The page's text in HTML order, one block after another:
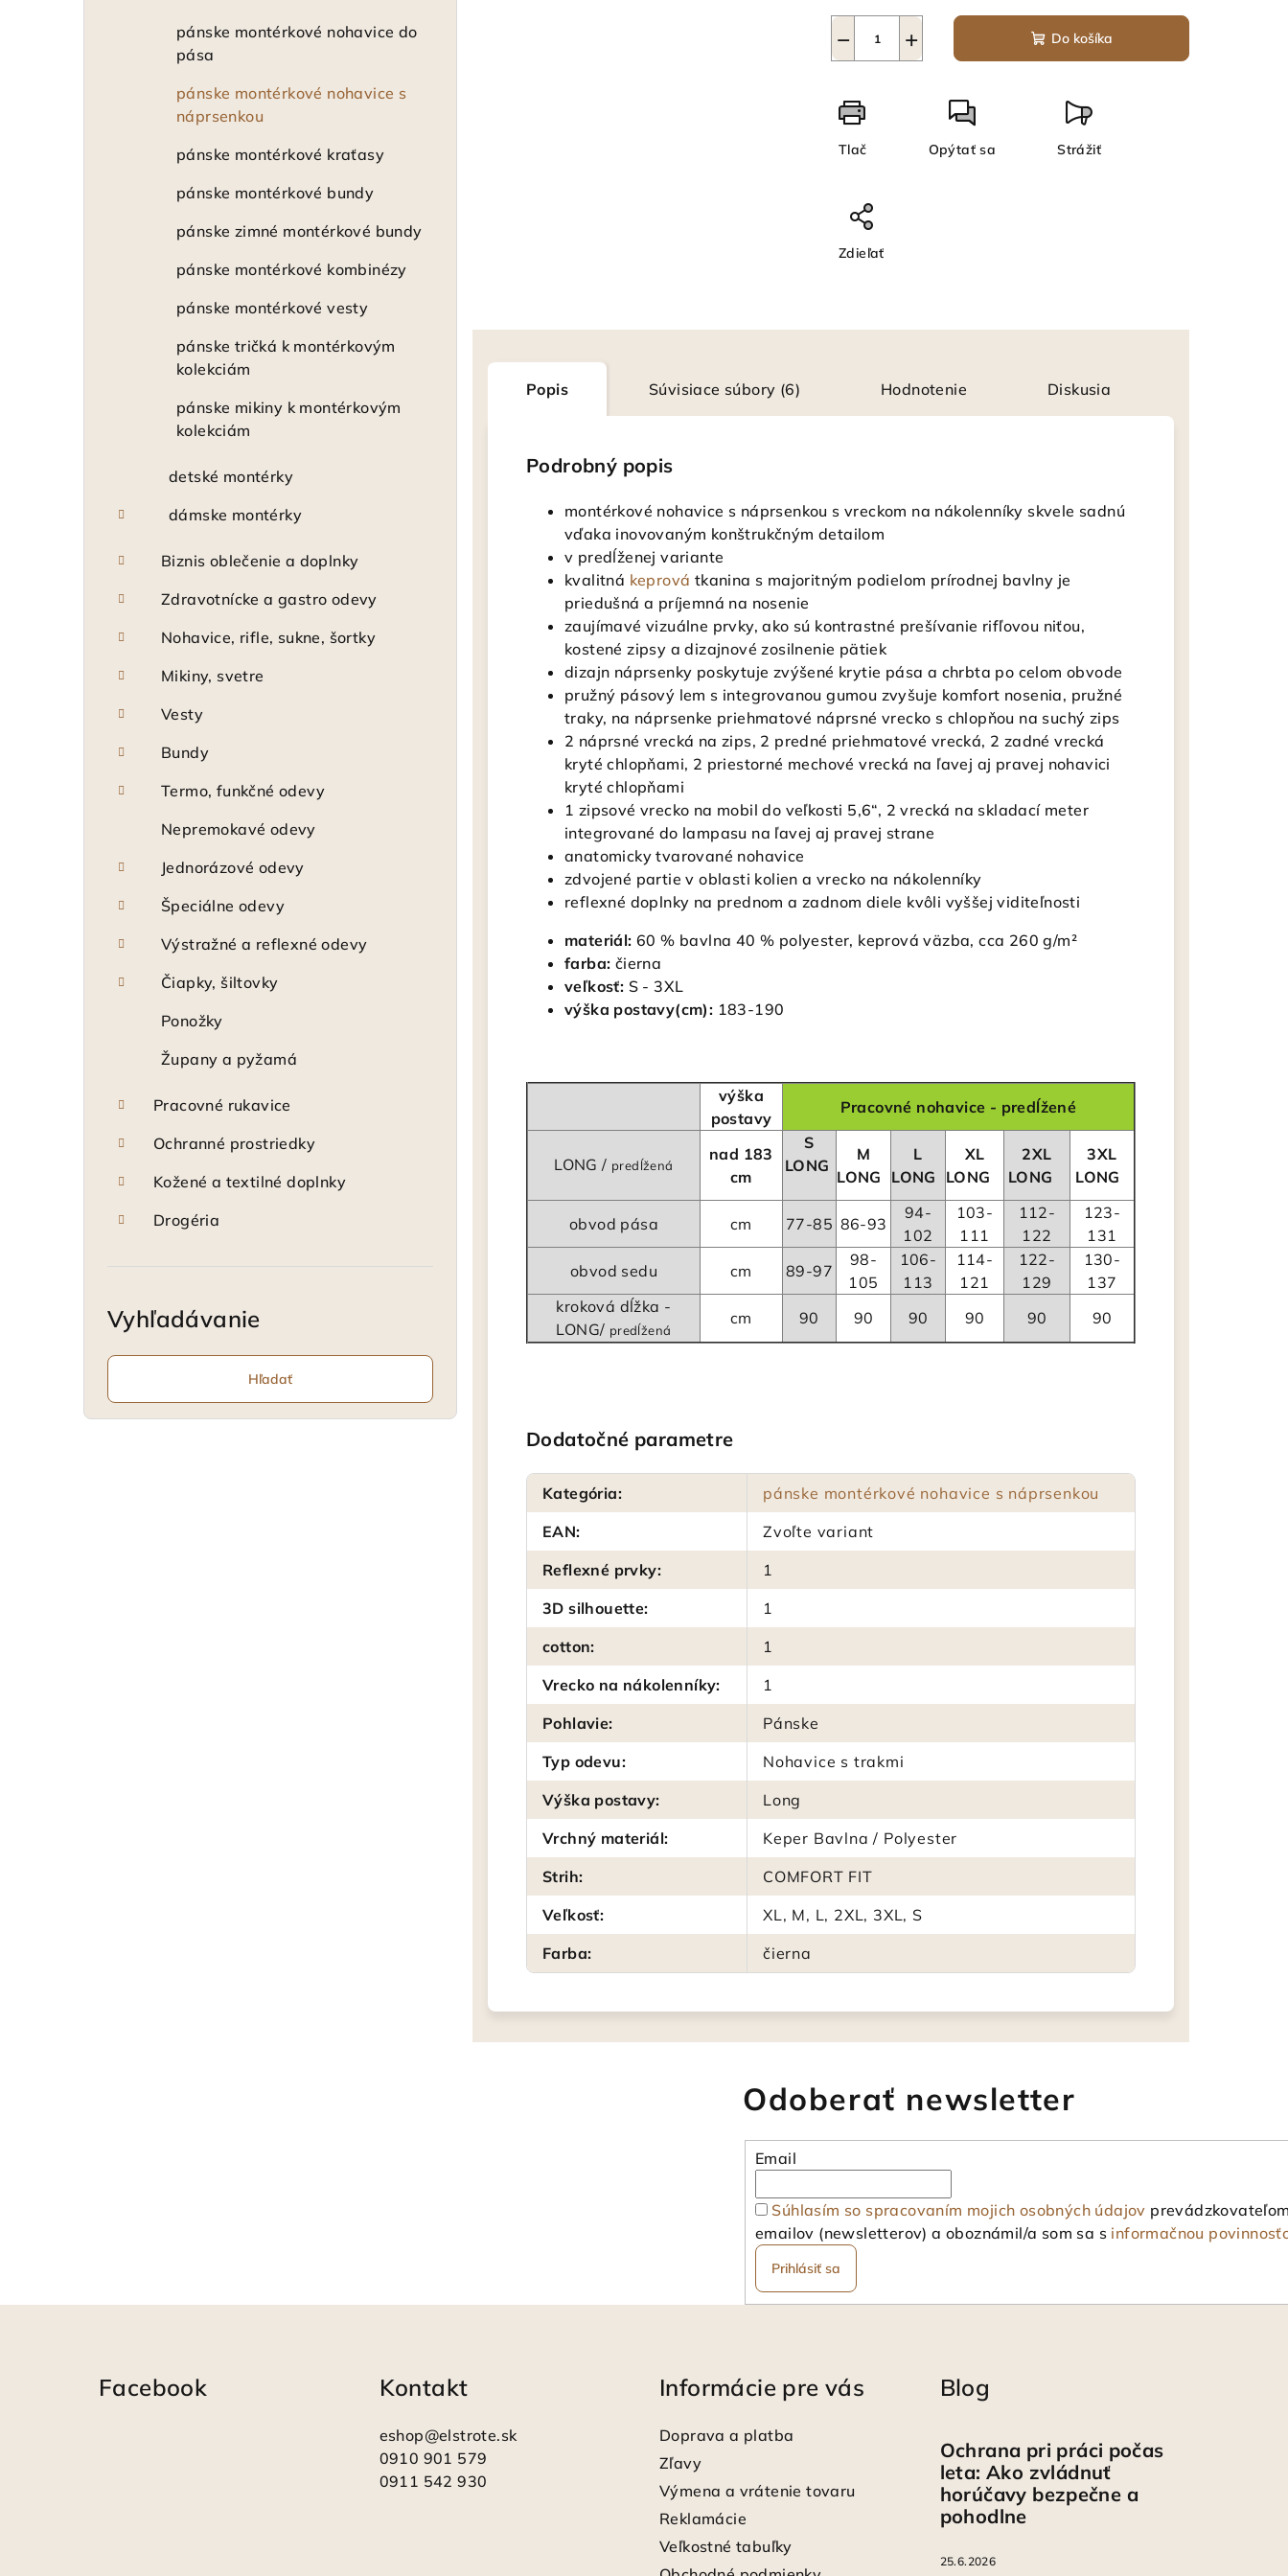
pánske montérkové nohavice do
pása
pánske montérkové nohavice s
náprsenkou
pánske montérkové kraťasy
pánske montérkové bundy
pánske zimné montérkové bundy
pánske montérkové kombinézy
pánske montérkové vesty
pánske tričká k montérkovým
kolekciám
pánske mikiny k montérkovým
kolekciám
detské montérky
dámske montérky
Biznis oblečenie a doplnky
Zdravotnícke a gastro odevy
Nohavice, rifle, sukne, šortky
Mikiny, svetre
Vesty
Bundy
Termo, funkčné odevy
Nepremokavé odevy
Jednorázové odevy
Špeciálne odevy
Výstražné a reflexné odevy
Čiapky, šiltovky
Ponožky
Župany a pyžamá
Pracovné rukavice
Ochranné prostriedky
Kožené a textilné doplnky
Drogéria
Vyhľadávanie
Hľadať
+
− Do košíka
Tlač Opýtať sa Strážiť
Zdieľať
Popis Súvisiace súbory (6) Hodnotenie Diskusia
Podrobný popis
montérkové nohavice s náprsenkou s vreckom na nákolenníky skvele sadnú
vďaka inovovaným konštrukčným detailom
v predĺženej variante
kvalitná keprová tkanina s majoritným podielom prírodnej bavlny je
priedušná a príjemná na nosenie
zaujímavé vizuálne prvky, ako sú kontrastné prešívanie rifľovou niťou,
kostené zipsy a dizajnové zosilnenie pätiek
dizajn náprsenky poskytuje zvýšené krytie pása a chrbta po celom obvode
pružný pásový lem s integrovanou gumou zvyšuje komfort nosenia, pružné
traky, na náprsenke priehmatové náprsné vrecko s chlopňou na suchý zips
2 náprsné vrecká na zips, 2 predné priehmatové vrecká, 2 zadné vrecká
kryté chlopňami, 2 priestorné mechové vrecká na ľavej aj pravej nohavici
kryté chlopňami
1 zipsové vrecko na mobil do veľkosti 5,6“, 2 vrecká na skladací meter
integrované do lampasu na ľavej aj pravej strane
anatomicky tvarované nohavice
zdvojené partie v oblasti kolien a vrecko na nákolenníky
reflexné doplnky na prednom a zadnom diele kvôli vyššej viditeľnosti
materiál: 60 % bavlna 40 % polyester, keprová väzba, cca 260 g/m²
farba: čierna
veľkosť: S - 3XL
výška postavy(cm): 183-190
výška
postavy
Pracovné nohavice - predĺžené
LONG / predĺžená
nad 183
cm
S
LONG
M
LONG
L
LONG
XL
LONG
2XL
LONG
3XL
LONG
obvod pása cm 77-85 86-93
94-
102
103-
111
112-
122
123-
131
obvod sedu
cm 89-97
98-
105
106-
113
114-
121
122-
129
130-
137
kroková dĺžka -
LONG/ predĺžená
cm 90 90 90 90 90 90
Dodatočné parametre
Kategória:
pánske montérkové nohavice s náprsenkou
EAN:
Zvoľte variant
Reflexné prvky:
1
3D silhouette:
1
cotton:
1
Vrecko na nákolenníky:
1
Pohlavie:
Pánske
Typ odevu:
Nohavice s trakmi
Výška postavy:
Long
Vrchný materiál:
Keper Bavlna / Polyester
Strih:
COMFORT FIT
Veľkosť:
XL, M, L, 2XL, 3XL, S
Farba: čierna
Odoberať newsletter
Email
Súhlasím so spracovaním mojich osobných údajov
emailov (newsletterov) a oboznámil/a som sa s informačnou
Prihlásiť sa
Facebook Kontakt
eshop@elstrote.sk
0910 901 579
0911 542 930
Informácie pre vás
Doprava a platba
Zľavy
Výmena a vrátenie tovaru
Reklamácie
Veľkostné tabuľky
Blog
Ochrana pri práci počas
leta: Ako zvládnuť
horúčavy bezpečne a
pohodlne
25.6.2026